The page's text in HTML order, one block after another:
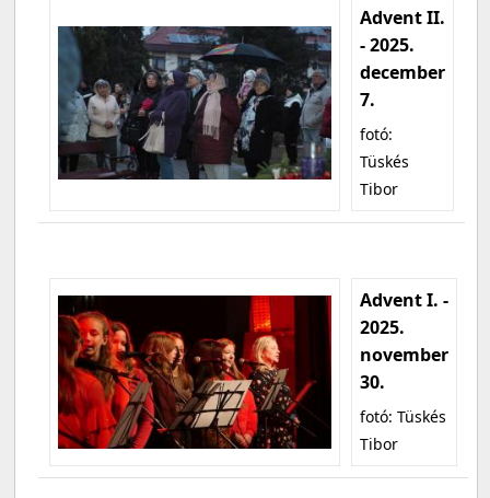
Advent II.
- 2025.
december
7.
fotó:
Tüskés
Tibor
Advent I. -
2025.
november
30.
fotó: Tüskés
Tibor